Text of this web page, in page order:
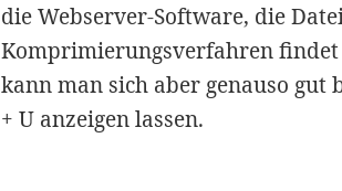
die Webserver-Software, die
Komprimierungsverfahren
kann man sich aber genauso gut
+ U anzeigen lassen.